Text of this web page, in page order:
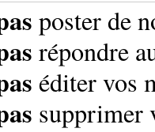
poster de
répondre
éditer vos
supprimer